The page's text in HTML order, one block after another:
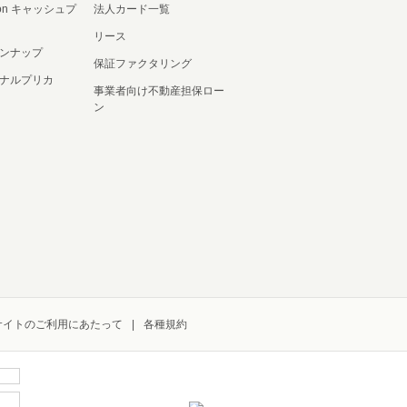
キャッシュプ
ナップ
ルプリカ
法人カード一覧
リース
保証ファクタリング
事業者向け不動産担保ロー
ン
イトのご利用にあたって 各種規約